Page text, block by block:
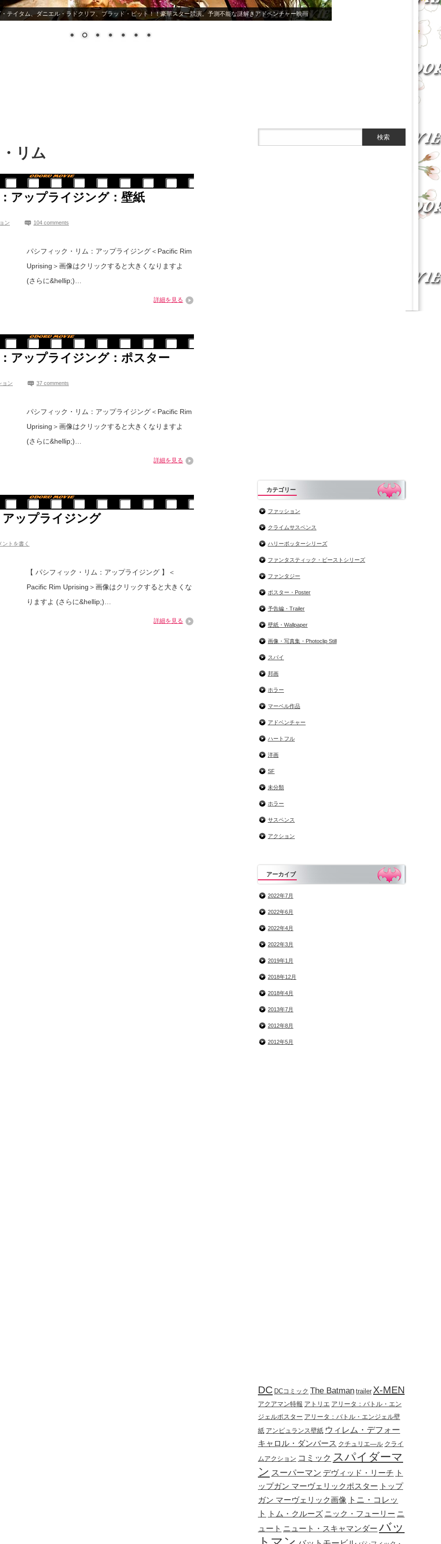
テイタム、ダニエル・ラドクリフ、ブラッド・ピット！！豪華スター競演。予測不能な謎解きアドベンチャー映画
リム
アップライジング：壁紙
ン 104 comments
パシフィック・リム：アップライジング＜Pacific Rim
Uprising＞画像はクリックすると大きくなりますよ
(さらに&hellip;)…
詳細を見る
アップライジング：ポスター
ョン 37 comments
パシフィック・リム：アップライジング＜Pacific Rim
Uprising＞画像はクリックすると大きくなりますよ
(さらに&hellip;)…
詳細を見る
ップライジング
ントを書く
【 パシフィック・リム：アップライジング 】＜
Pacific Rim Uprising＞画像はクリックすると大きくな
りますよ (さらに&hellip;)…
詳細を見る
カテゴリー
ファッション
クライムサスペンス
ハリーポッターシリーズ
ファンタスティック・ビーストシリーズ
ファンタジー
ポスター・Poster
予告編・Trailer
壁紙・Wallpaper
画像・写真集・Photoclip Still
スパイ
邦画
ホラー
マーベル作品
アドベンチャー
ハートフル
洋画
SF
未分類
ホラー
サスペンス
アクション
アーカイブ
2022年7月
2022年6月
2022年4月
2022年3月
2019年1月
2018年12月
2018年4月
2013年7月
2012年8月
2012年5月
DC DCコミック The Batman trailer X-MEN
アクアマン特報 アトリエ アリータ：バトル・エン
ジェルポスター アリータ：バトル・エンジェル壁
紙 アンビュランス壁紙 ウィレム・デフォー
キャロル・ダンバース クチュリエ―ル クライ
ムアクション コミック スパイダーマ
ン スーパーマン デヴィッド・リーチ ト
ップガン マーヴェリックポスター トップ
ガン マーヴェリック画像 トニ・コレッ
ト
トム・クルーズ ニック・フューリー ニ
ュート ニュート・スキャマンダー バッ